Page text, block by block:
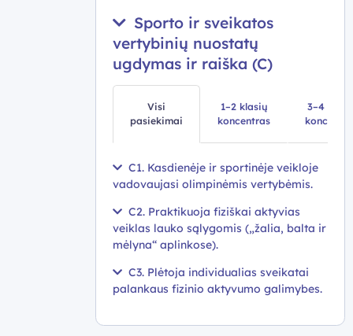
Sporto ir sveikatos
vertybinių nuostatų
ugdymas ir raiška (C)
Visi
pasiekimai
1–2 klasių
koncentras
3–4
C1. Kasdienėje ir sportinėje veikloje
vadovaujasi olimpinėmis vertybėmis.
C2. Praktikuoja fiziškai aktyvias
veiklas lauko sąlygomis („žalia, balta ir
mėlyna“ aplinkose).
C3. Plėtoja individualias sveikatai
palankaus fizinio aktyvumo galimybes.